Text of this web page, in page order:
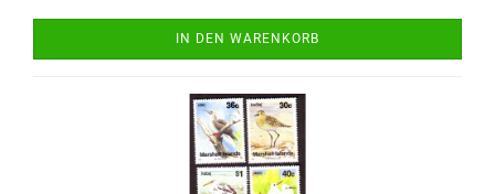
IN DEN WARENKORB